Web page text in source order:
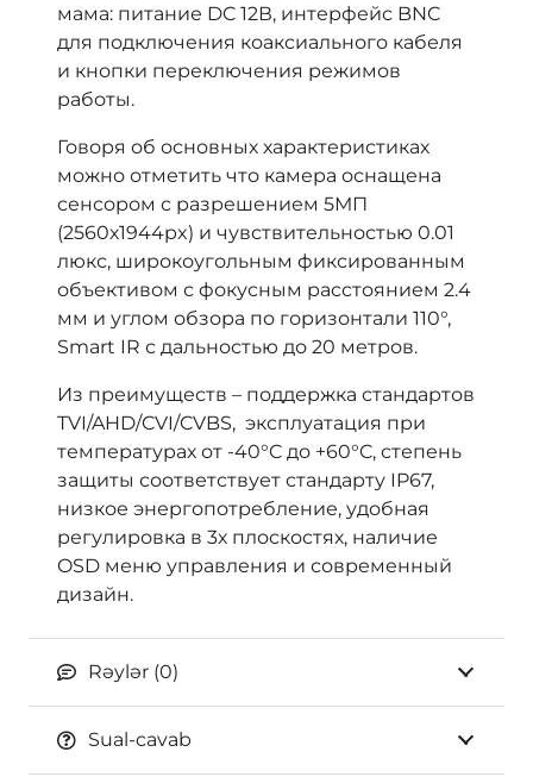
мама: питание DC 12В, интерфейс BNC
для подключения коаксиального кабеля
и кнопки переключения режимов
работы.
Говоря об основных характеристиках
можно отметить что камера оснащена
сенсором с разрешением 5МП
(2560х1944px) и чувствительностью 0.01
люкс, широкоугольным фиксированным
объективом с фокусным расстоянием 2.4
мм и углом обзора по горизонтали 110°,
Smart IR с дальностью до 20 метров.
Из преимуществ – поддержка стандартов
TVI/AHD/CVI/CVBS, эксплуатация при
температурах от -40°C до +60°C, степень
защиты соответствует стандарту IP67,
низкое энергопотребление, удобная
регулировка в 3х плоскостях, наличие
OSD меню управления и современный
дизайн.
Rəylər (0)
Sual-cavab